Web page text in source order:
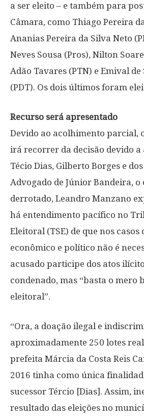
a ser eleito – e também para
Câmara, como Thiago Pereira
Ananias Pereira da Silva Neto
Neves Sousa (Pros), Nilton
Adão Tavares (PTN) e Emival de
(PDT). Os dois últimos foram
Recurso será apresentado
Devido ao acolhimento parcial,
irá recorrer da decisão devido a
Técio Dias, Gilberto Borges e
Advogado de Júnior Bandeira, o
derrotado, Leandro Manzano
há entendimento pacífico no
Eleitoral (TSE) de que nos casos
econômico e político não é
acusado participe dos atos
condenado, mas “basta o mero
eleitoral”.
“Ora, a doação ilegal e
aproximadamente 250 lotes
prefeita Márcia da Costa Reis
2016 tinha como única
sucessor Tércio [Dias]. Assim,
resultado das eleições no